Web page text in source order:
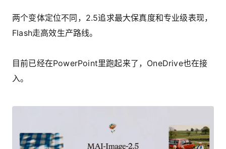
两个变体定位不同，2.5追求最大保真度和专业级表现，
Flash走高效生产路线。
目前已经在PowerPoint里跑起来了，OneDrive也在接
入。